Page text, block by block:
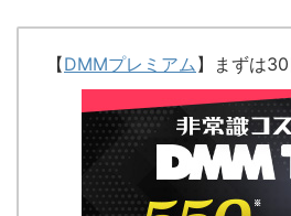
【DMMプレミアム 】まずは